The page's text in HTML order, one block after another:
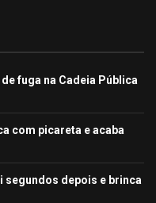
fuga na Cadeia Pública
com picareta e acaba
segundos depois e brinca